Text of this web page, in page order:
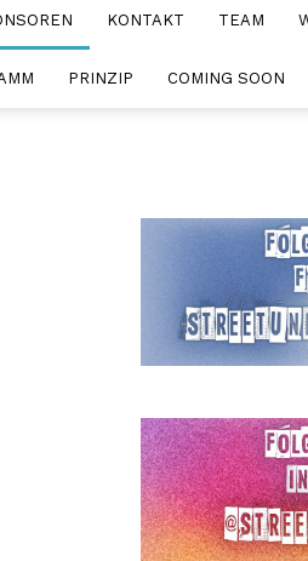
KONTAKT TEAM
PRINZIP COMING SOON